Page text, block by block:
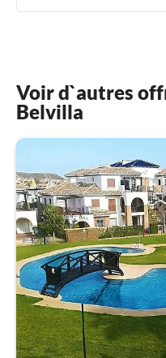
Voir d`autres
Belvilla